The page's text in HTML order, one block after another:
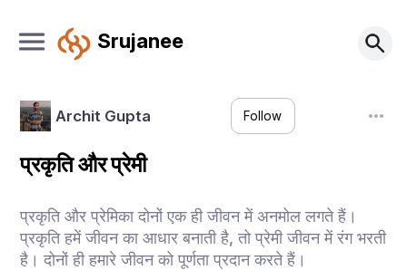
Srujanee
Archit Gupta Follow
प्रकृति और प्रेमी
प्रकृति और प्रेमिका दोनों एक ही जीवन में अनमोल लगते हैं।
प्रकृति हमें जीवन का आधार बनाती है, तो प्रेमी जीवन में रंग भरती
है। दोनों ही हमारे जीवन को पूर्णता प्रदान करते हैं।